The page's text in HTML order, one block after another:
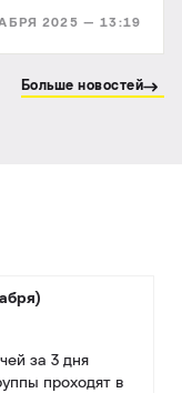
2025 — 13:19
Больше новостей
за 3 дня
проходят в